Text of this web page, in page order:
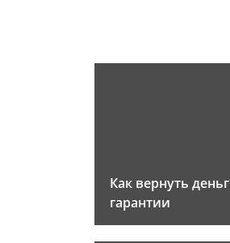
Как вернуть
гарантии